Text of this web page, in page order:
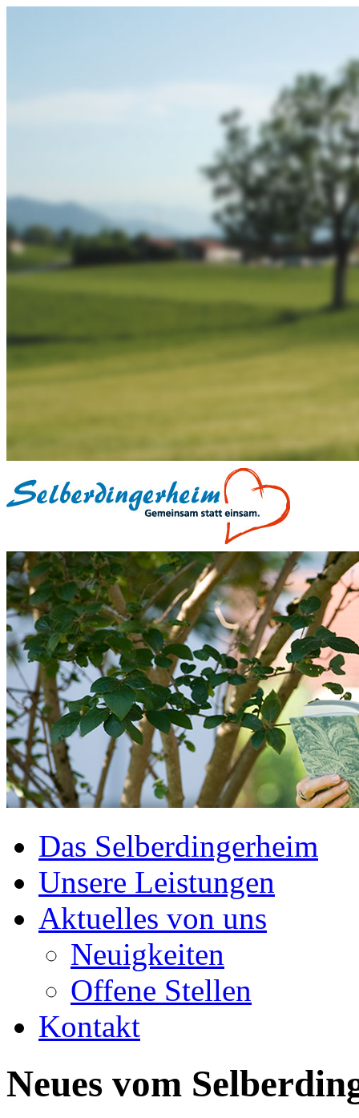
Das Selberdingerheim
Unsere Leistungen
Aktuelles von uns
Neuigkeiten
Offene Stellen
Kontakt
Neues vom